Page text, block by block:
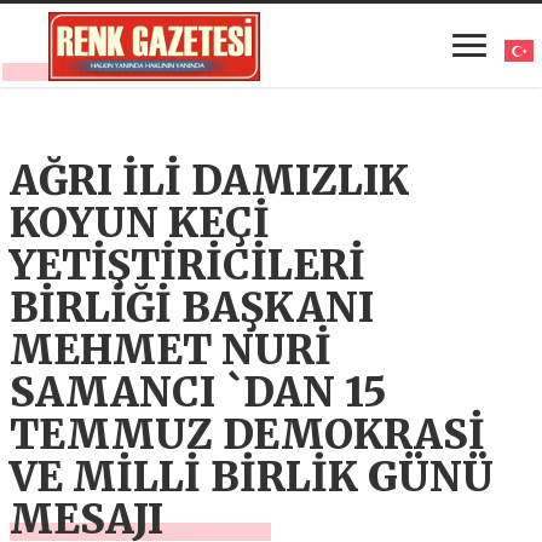
AĞRI İLİ DAMIZLIK
KOYUN KEÇİ
YETİŞTİRİCİLERİ
BİRLİĞİ BAŞKANI
MEHMET NURİ
SAMANCI `DAN 15
TEMMUZ DEMOKRASİ
VE MİLLİ BİRLİK GÜNÜ
MESAJI